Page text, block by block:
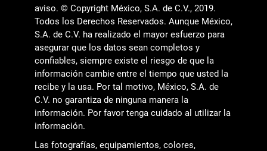
aviso. © Copyright México, S.A. de C.V., 2019.
Todos los Derechos Reservados. Aunque México,
S.A. de C.V. ha realizado el mayor esfuerzo para
asegurar que los datos sean completos y
confiables, siempre existe el riesgo de que la
información cambie entre el tiempo que usted la
recibe y la usa. Por tal motivo, México, S.A. de
C.V. no garantiza de ninguna manera la
información. Por favor tenga cuidado al utilizar la
información.
Las fotografías, equipamientos, colores,